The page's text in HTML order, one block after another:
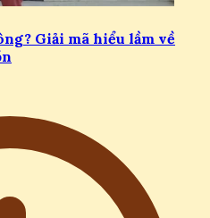
Giải mã hiểu lầm về